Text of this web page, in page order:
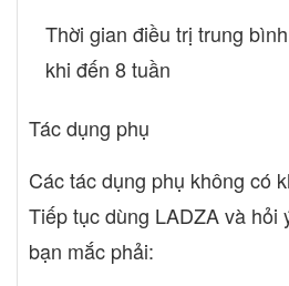
Thời gian điều trị trung
khi đến 8 tuần
Tác dụng phụ
Các tác dụng phụ không có
Tiếp tục dùng LADZA và hỏi
bạn mắc phải: